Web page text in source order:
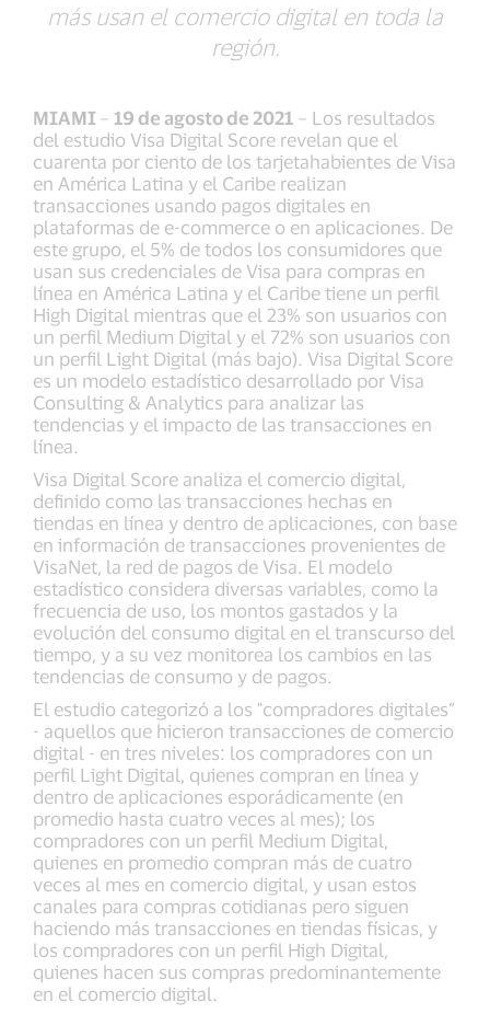
más usan el comercio digital en toda la
región.
MIAMI – 19 de agosto de 2021 – Los resultados
del estudio Visa Digital Score revelan que el
cuarenta por ciento de los tarjetahabientes de Visa
en América Latina y el Caribe realizan
transacciones usando pagos digitales en
plataformas de e-commerce o en aplicaciones. De
este grupo, el 5% de todos los consumidores que
usan sus credenciales de Visa para compras en
línea en América Latina y el Caribe tiene un perfil
High Digital mientras que el 23% son usuarios con
un perfil Medium Digital y el 72% son usuarios con
un perfil Light Digital (más bajo). Visa Digital Score
es un modelo estadístico desarrollado por Visa
Consulting & Analytics para analizar las
tendencias y el impacto de las transacciones en
línea.
Visa Digital Score analiza el comercio digital,
definido como las transacciones hechas en
tiendas en línea y dentro de aplicaciones, con base
en información de transacciones provenientes de
VisaNet, la red de pagos de Visa. El modelo
estadístico considera diversas variables, como la
frecuencia de uso, los montos gastados y la
evolución del consumo digital en el transcurso del
tiempo, y a su vez monitorea los cambios en las
tendencias de consumo y de pagos.
El estudio categorizó a los "compradores digitales”
- aquellos que hicieron transacciones de comercio
digital - en tres niveles: los compradores con un
perfil Light Digital, quienes compran en línea y
dentro de aplicaciones esporádicamente (en
promedio hasta cuatro veces al mes); los
compradores con un perfil Medium Digital,
quienes en promedio compran más de cuatro
veces al mes en comercio digital, y usan estos
canales para compras cotidianas pero siguen
haciendo más transacciones en tiendas físicas, y
los compradores con un perfil High Digital,
quienes hacen sus compras predominantemente
en el comercio digital.